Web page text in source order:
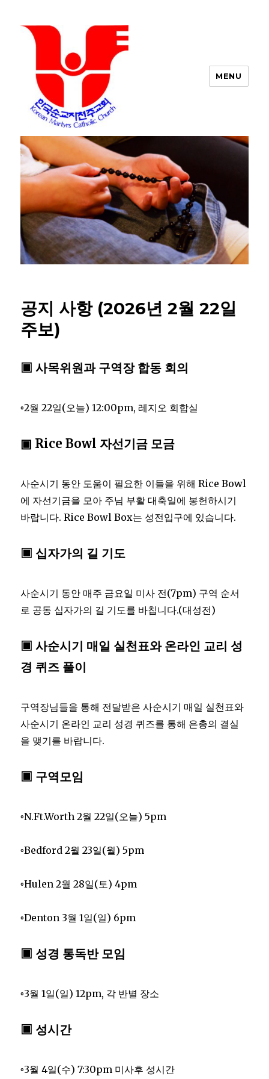
포트워스 한인 성당
MENU
공지 사항 (2026년 2월 22일
주보)
▣ 사목위원과 구역장 합동 회의
◦2월 22일(오늘) 12:00pm, 레지오 회합실
▣ Rice Bowl 자선기금 모금
사순시기 동안 도움이 필요한 이들을 위해 Rice Bowl
에 자선기금을 모아 주님 부활 대축일에 봉헌하시기
바랍니다. Rice Bowl Box는 성전입구에 있습니다.
▣ 십자가의 길 기도
사순시기 동안 매주 금요일 미사 전(7pm) 구역 순서
로 공동 십자가의 길 기도를 바칩니다.(대성전)
▣ 사순시기 매일 실천표와 온라인 교리 성
경 퀴즈 풀이
구역장님들을 통해 전달받은 사순시기 매일 실천표와
사순시기 온라인 교리 성경 퀴즈를 통해 은총의 결실
을 맺기를 바랍니다.
▣ 구역모임
◦N.Ft.Worth 2월 22일(오늘) 5pm
◦Bedford 2월 23일(월) 5pm
◦Hulen 2월 28일(토) 4pm
◦Denton 3월 1일(일) 6pm
▣ 성경 통독반 모임
◦3월 1일(일) 12pm, 각 반별 장소
▣ 성시간
◦3월 4일(수) 7:30pm 미사후 성시간